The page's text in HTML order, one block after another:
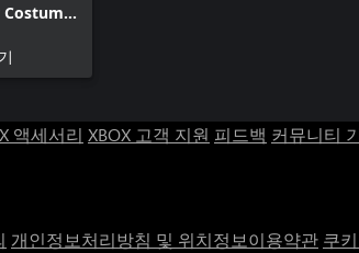
Costume
액세서리 XBOX 고객 지원 피드백 커뮤니티
개인정보처리방침 및 위치정보이용약관 쿠